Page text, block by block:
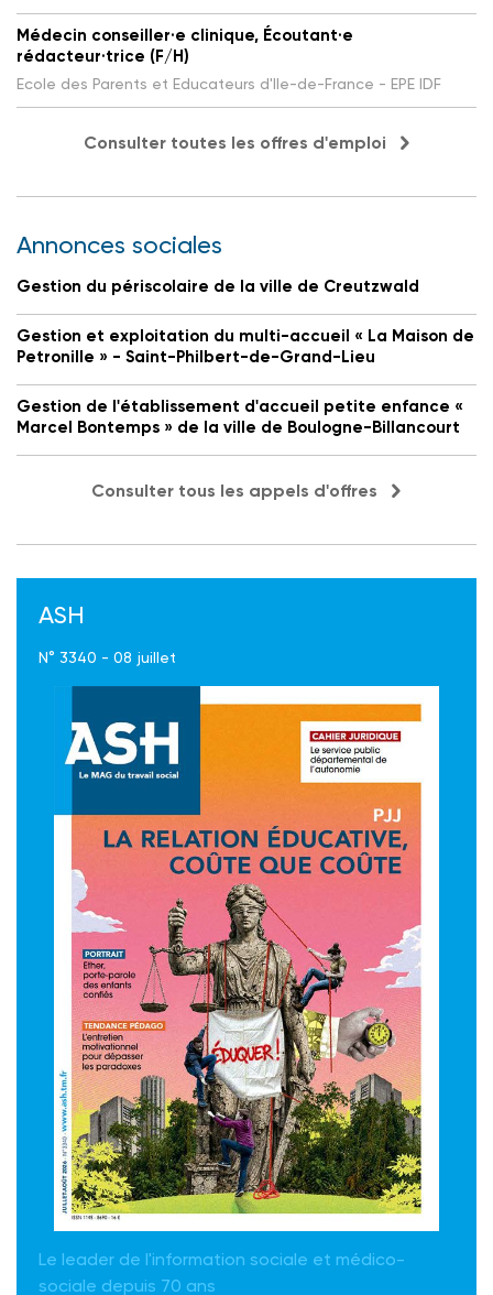
Médecin conseiller·e clinique, Écoutant·e
rédacteur·trice (F/H)
Ecole des Parents et Educateurs d'Ile-de-France - EPE IDF
Consulter toutes les offres d'emploi
Annonces sociales
Gestion du périscolaire de la ville de Creutzwald
Gestion et exploitation du multi-accueil « La Maison de
Petronille » - Saint-Philbert-de-Grand-Lieu
Gestion de l'établissement d'accueil petite enfance «
Marcel Bontemps » de la ville de Boulogne-Billancourt
Consulter tous les appels d'offres
ASH
N° 3340 - 08 juillet
Le leader de l'information sociale et médico-
sociale depuis 70 ans